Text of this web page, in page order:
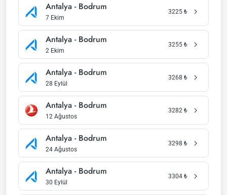
Antalya - Bodrum
7 Ekim
3225 ₺
Antalya - Bodrum
2 Ekim
3255 ₺
Antalya - Bodrum
28 Eylül
3268 ₺
Antalya - Bodrum
12 Ağustos
3282 ₺
Antalya - Bodrum
24 Ağustos
3298 ₺
Antalya - Bodrum
30 Eylül
3304 ₺